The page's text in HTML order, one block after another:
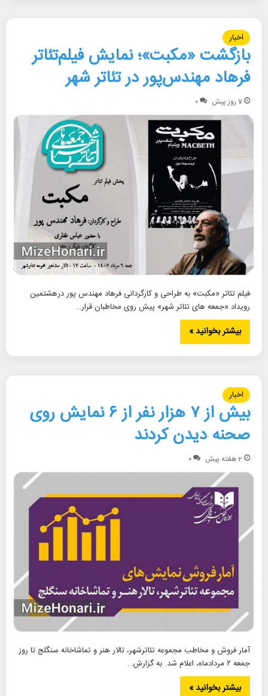
اخبار
بازگشت «مکبت»؛ نمایش فیلم‌تئاتر
فرهاد مهندس‌پور در تئاتر شهر
7 روز پیش ۰
فیلم تئاتر «مکبت» به طراحی و کارگردانی فرهاد مهندس پور درهشتمین
رویداد «جمعه های تئاتر شهر» پیش روی مخاطبان قرار…
بیشتر بخوانید »
اخبار
بیش از ۷ هزار نفر از ۶ نمایش روی
صحنه دیدن کردند
2 هفته پیش ۰
آمار فروش و مخاطب مجموعه تئاترشهر، تالار هنر و تماشاخانه سنگلج تا روز
جمعه ۲ مرداد‌ماه، اعلام شد. به گزارش…
بیشتر بخوانید »